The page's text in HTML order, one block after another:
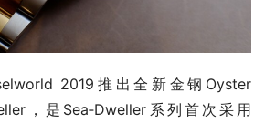
2019推出全新金钢Oyster
，是Sea‑Dweller系列首次采用